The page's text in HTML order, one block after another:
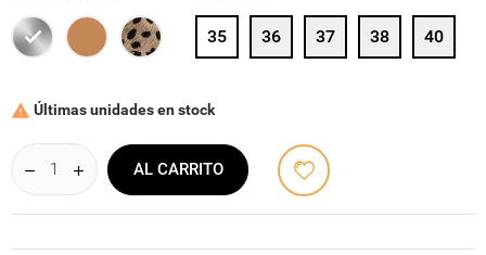
PLATAAREQUIPEANIMAL
35 36 37 38 40
 Últimas unidades en stock
AL CARRITO